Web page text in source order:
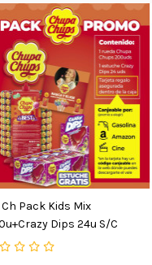
Pack Kids Mix
Dips 24u S/c